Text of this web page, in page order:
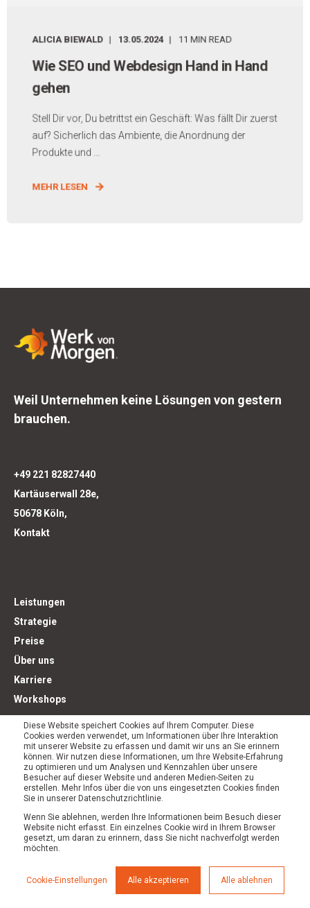
Diese Website speichert Cookies auf Ihrem Computer. Diese
Cookies werden verwendet, um Informationen über Ihre Interaktion
mit unserer Website zu erfassen und damit wir uns an Sie erinnern
können. Wir nutzen diese Informationen, um Ihre Website-Erfahrung
zu optimieren und um Analysen und Kennzahlen über unsere
Besucher auf dieser Website und anderen Medien-Seiten zu
erstellen. Mehr Infos über die von uns eingesetzten Cookies finden
Sie in unserer Datenschutzrichtlinie.
Wenn Sie ablehnen, werden Ihre Informationen beim Besuch dieser
Website nicht erfasst. Ein einzelnes Cookie wird in Ihrem Browser
gesetzt, um daran zu erinnern, dass Sie nicht nachverfolgt werden
möchten.
Cookie-Einstellungen Alle akzeptieren Alle ablehnen
ALICIA BIEWALD 13.05.2024 11 MIN READ
Wie SEO und Webdesign Hand in Hand
gehen
Stell Dir vor, Du betrittst ein Geschäft: Was fällt Dir zuerst
auf? Sicherlich das Ambiente, die Anordnung der
Produkte und ...
MEHR LESEN
Weil Unternehmen keine Lösungen von gestern
brauchen.
+49 221 82827440
Kartäuserwall 28e,
50678 Köln,
Kontakt
Leistungen
Strategie
Preise
Über uns
Karriere
Workshops
Blog
Know How
Referenzen
Kooperationsmodell